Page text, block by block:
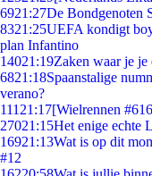
6921:27De Bondgenoten
8321:25UEFA kondigt
plan Infantino
14021:19Zaken waar je je
6821:18Spaanstalige
verano?
111 21:17[Wielrennen
27021:15Het enige echte
16921:13Wat is op dit
#12